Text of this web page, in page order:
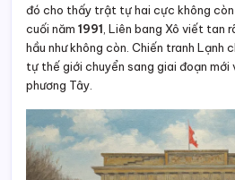
đó cho thấy trật tự hai cực không
cuối năm 1991 , Liên bang Xô viết tan
hầu như không còn. Chiến tranh
tự thế giới chuyển sang giai đoạn mới
phương Tây.